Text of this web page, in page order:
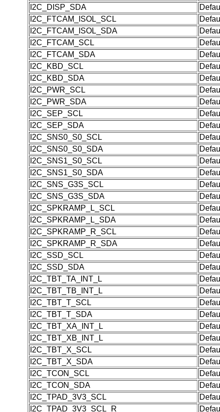
I2C_DISP_SDA
I2C_FTCAM_ISOL_SCL
I2C_FTCAM_ISOL_SDA
I2C_FTCAM_SCL
I2C_FTCAM_SDA
I2C_KBD_SCL
I2C_KBD_SDA
I2C_PWR_SCL
I2C_PWR_SDA
I2C_SEP_SCL
I2C_SEP_SDA
I2C_SNS0_S0_SCL
I2C_SNS0_S0_SDA
I2C_SNS1_S0_SCL
I2C_SNS1_S0_SDA
I2C_SNS_G3S_SCL
I2C_SNS_G3S_SDA
I2C_SPKRAMP_L_SCL
I2C_SPKRAMP_L_SDA
I2C_SPKRAMP_R_SCL
I2C_SPKRAMP_R_SDA
I2C_SSD_SCL
I2C_SSD_SDA
I2C_TBT_TA_INT_L
I2C_TBT_TB_INT_L
I2C_TBT_T_SCL
I2C_TBT_T_SDA
I2C_TBT_XA_INT_L
I2C_TBT_XB_INT_L
I2C_TBT_X_SCL
I2C_TBT_X_SDA
I2C_TCON_SCL
I2C_TCON_SDA
I2C_TPAD_3V3_SCL
I2C_TPAD_3V3_SCL_R